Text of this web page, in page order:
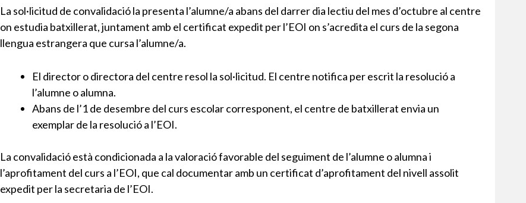
La sol·licitud de convalidació la presenta l’alumne/a abans del darrer dia lectiu del mes d’octubre al centre
on estudia batxillerat, juntament amb el certificat expedit per l’EOI on s’acredita el curs de la segona
llengua estrangera que cursa l’alumne/a.
El director o directora del centre resol la sol·licitud. El centre notifica per escrit la resolució a
l’alumne o alumna.
Abans de l’1 de desembre del curs escolar corresponent, el centre de batxillerat envia un
exemplar de la resolució a l’EOI.
La convalidació està condicionada a la valoració favorable del seguiment de l’alumne o alumna i
l’aprofitament del curs a l’EOI, que cal documentar amb un certificat d’aprofitament del nivell assolit
expedit per la secretaria de l’EOI.